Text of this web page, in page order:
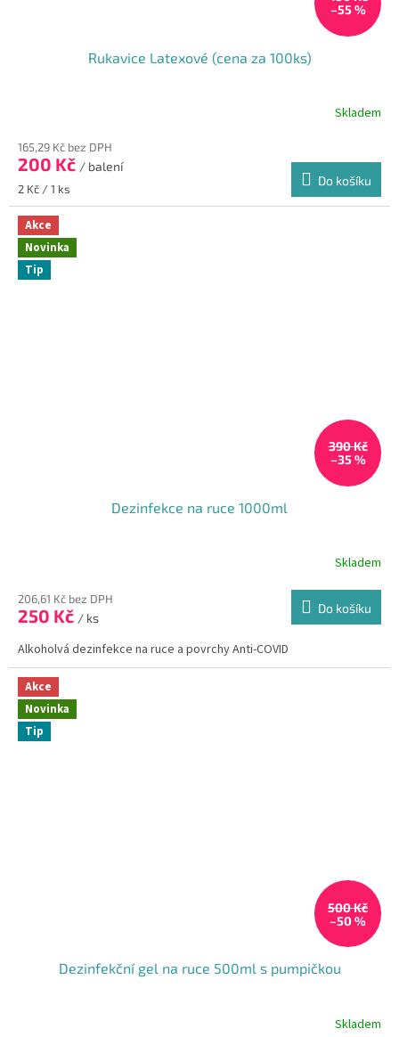
–55 %
Rukavice Latexové (cena za 100ks)
produktu
je
4,0
5
hvězdiček.
Skladem
165,29 Kč bez DPH
200 Kč / balení
Měrná
cena:
2 Kč / 1 ks
Do košíku
Akce
Novinka
Tip
390 Kč
–35 %
Dezinfekce na ruce 1000ml
produktu
je
z
5
hvězdiček.
Skladem
206,61 Kč bez DPH
250 Kč / ks
Do košíku
Alkoholvá dezinfekce na ruce a povrchy Anti-COVID
Akce
Novinka
Tip
500 Kč
–50 %
Dezinfekční gel na ruce 500ml s pumpičkou
Skladem